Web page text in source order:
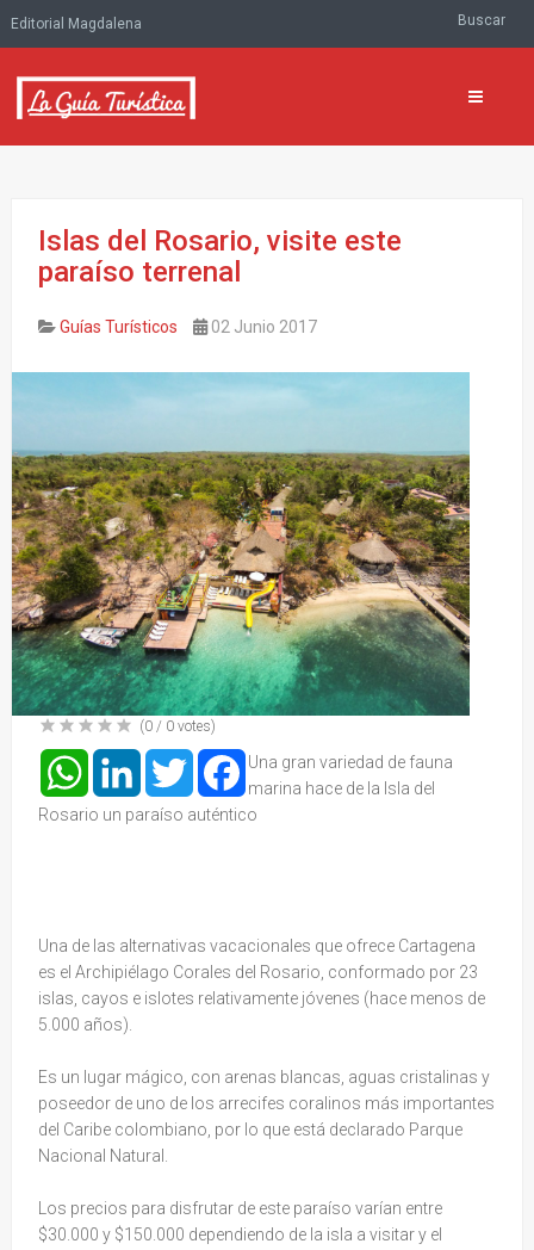
Editorial Magdalena Buscar
Islas del Rosario, visite este
paraíso terrenal
Guías Turísticos 02 Junio 2017
(0 / 0 votes)
WhatsAppLinkedInTwitter Facebook
Una gran variedad de fauna
marina hace de la Isla del
Rosario un paraíso auténtico
Una de las alternativas vacacionales que ofrece Cartagena
es el Archipiélago Corales del Rosario, conformado por 23
islas, cayos e islotes relativamente jóvenes (hace menos de
5.000 años).
Es un lugar mágico, con arenas blancas, aguas cristalinas y
poseedor de uno de los arrecifes coralinos más importantes
del Caribe colombiano, por lo que está declarado Parque
Nacional Natural.
Los precios para disfrutar de este paraíso varían entre
$30.000 y $150.000 dependiendo de la isla a visitar y el